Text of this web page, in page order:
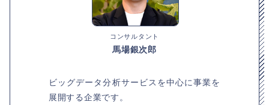
コンサルタント
馬場銀次郎
ビッグデータ分析サービスを中心に事業を
展開する企業です。